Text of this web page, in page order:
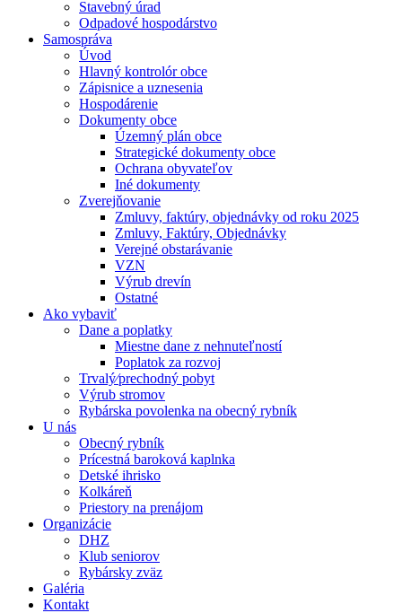
Stavebný úrad
Odpadové hospodárstvo
Samospráva
Úvod
Hlavný kontrolór obce
Zápisnice a uznesenia
Hospodárenie
Dokumenty obce
Územný plán obce
Strategické dokumenty obce
Ochrana obyvateľov
Iné dokumenty
Zverejňovanie
Zmluvy, faktúry, objednávky od roku 2025
Zmluvy, Faktúry, Objednávky
Verejné obstarávanie
VZN
Výrub drevín
Ostatné
Ako vybaviť
Dane a poplatky
Miestne dane z nehnuteľností
Poplatok za rozvoj
Trvalý⁄prechodný pobyt
Výrub stromov
Rybárska povolenka na obecný rybník
U nás
Obecný rybník
Prícestná baroková kaplnka
Detské ihrisko
Kolkáreň
Priestory na prenájom
Organizácie
DHZ
Klub seniorov
Rybársky zväz
Galéria
Kontakt